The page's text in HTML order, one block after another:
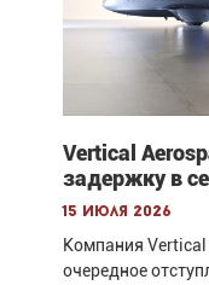
Vertical
задержку в
15 июля 2026
Компания
очередное